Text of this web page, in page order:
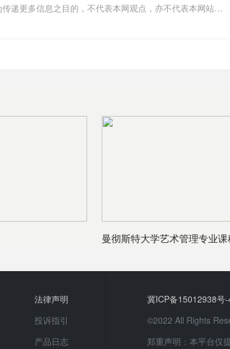
我们联系删除或处理，客服邮箱123456@qq.com，稿件内容仅为传递更多信息之目的，不代表本网观点，亦不代表本网站赞同
曼彻斯特大学艺术管理专业
法律声明
投诉指引
产品日志
冀ICP备15012938号
©2022 All Rights
郑重声明：本平台仅